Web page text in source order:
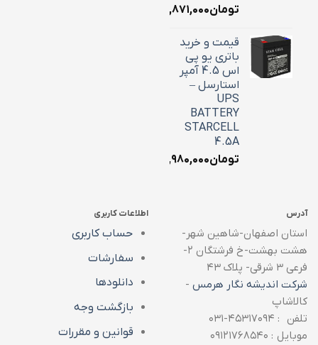
تومان۲,۸۷۱,۰۰۰
قیمت و خرید
باتری یو پی
اس 4.5 آمپر
استارسل –
UPS
BATTERY
STARCELL
4.5A
تومان۱,۹۸۰,۰۰۰
آدرس
استان اصفهان-شاهین شهر-
هشت بهشت-خ فرشتگان ۲-
فرعی ۳ شرقی- پلاک ۴۳
شرکت اندیشه نگار هرمس -
کالاشاپ
تلفن : ۴۵۳۱۷۰۹۴-۰۳۱
موبایل : ۰۹۱۲۱۷۶۸۵۴۰
اطلاعات کاربری
حساب کاربری
سفارشات
دانلودها
بازگشت وجه
قوانین و مقررات